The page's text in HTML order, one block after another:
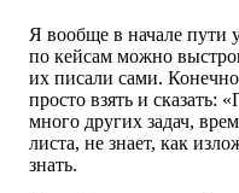
Я вообще в начале пути
по кейсам можно
их писали сами.
просто взять и сказать:
много других задач,
листа, не знает, как
знать.